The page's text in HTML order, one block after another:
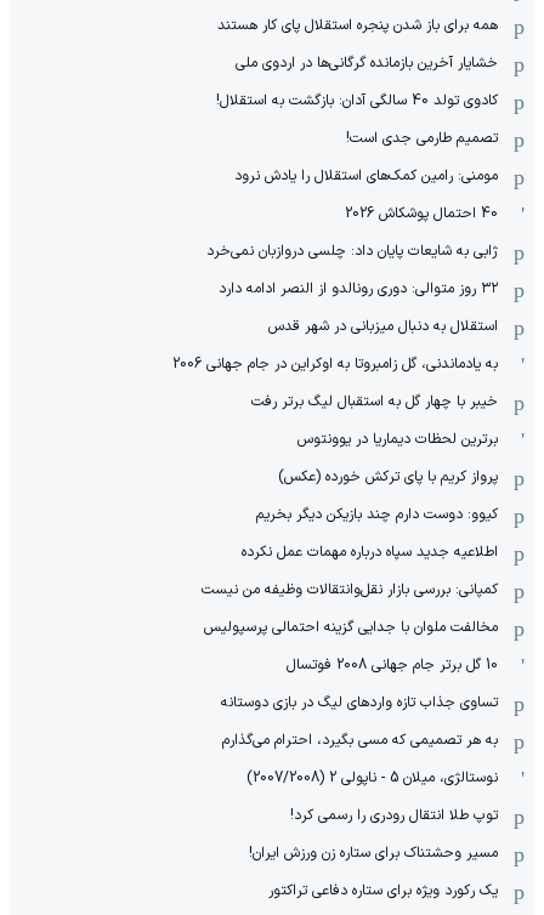
همه برای باز شدن پنجره استقلال پای کار هستند
خشایار آخرین بازمانده گرگانی‌ها در اردوی ملی
کادوی تولد 40 سالگی آدان: بازگشت به استقلال!
تصمیم طارمی جدی است!
مومنی: رامین کمک‌های استقلال را یادش نرود
40 احتمال پوشکاش 2026
ژابی به شایعات پایان داد: چلسی دروازبان نمی‌خرد
۳۲ روز متوالی: دوری رونالدو از النصر ادامه دارد
استقلال به دنبال میزبانی در شهر قدس
به یادماندنی، گل زامبروتا به اوکراین در جام جهانی 2006
خیبر با چهار گل به استقبال لیگ برتر رفت
برترین لحظات دیماریا در یوونتوس
پرواز کریم با پای ترکش خورده (عکس)
کیوو: دوست دارم چند بازیکن دیگر بخریم
اطلاعیه جدید سپاه درباره مهمات عمل نکرده
کمپانی: بررسی بازار نقل‌وانتقالات وظیفه من نیست
مخالفت ملوان با جدایی گزینه احتمالی پرسپولیس
10 گل برتر جام جهانی 2008 فوتسال
تساوی جذاب تازه واردهای لیگ در بازی دوستانه
به هر تصمیمی که مسی بگیرد، احترام می‌گذارم
نوستالژی، میلان 5 - ناپولی 2 (2007/2008)
توپ طلا انتقال رودری را رسمی کرد!
مسیر وحشتناک برای ستاره زن ورزش ایران!
یک رکورد ویژه برای ستاره دفاعی تراکتور